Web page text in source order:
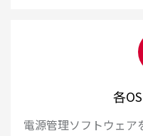
各
電源管理ソフトウェア